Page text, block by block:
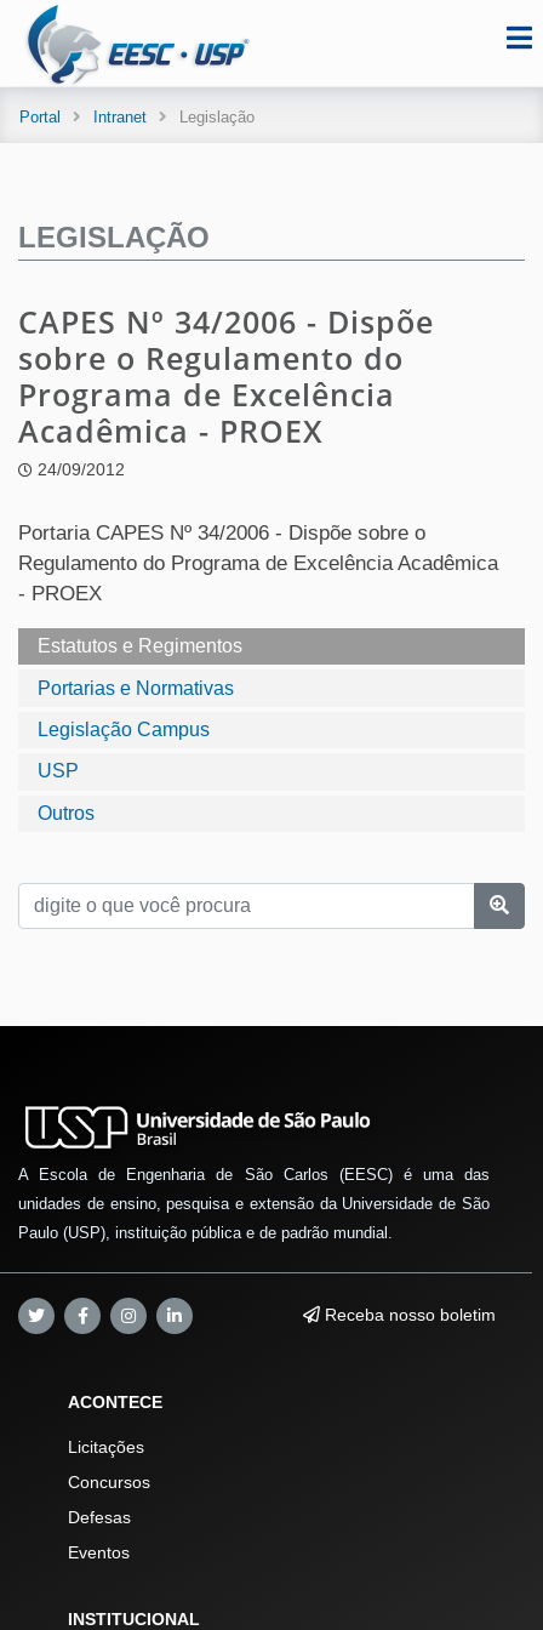
Portal Intranet Legislação
Estatutos e Regimentos
Portarias e Normativas
Legislação Campus
USP
Outros
LEGISLAÇÃO
CAPES Nº 34/2006 - Dispõe
sobre o Regulamento do
Programa de Excelência
Acadêmica - PROEX
24/09/2012
Portaria CAPES Nº 34/2006 - Dispõe sobre o
Regulamento do Programa de Excelência Acadêmica
- PROEX
A Escola de Engenharia de São Carlos (EESC) é uma das
unidades de ensino, pesquisa e extensão da Universidade de São
Paulo (USP), instituição pública e de padrão mundial.
Receba nosso boletim
ACONTECE
Licitações
Concursos
Defesas
Eventos
INSTITUCIONAL